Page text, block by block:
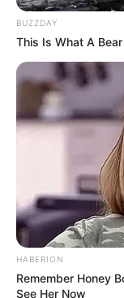
BUZZDAY
This Is What A
HABERION
Remember Honey
See Her Now